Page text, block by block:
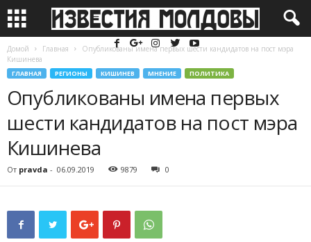
Домой Главная
Опубликованы имена первых шести кандидатов на пост мэра
Кишинева
ГЛАВНАЯ РЕГИОНЫ КИШИНЕВ МНЕНИЕ ПОЛИТИКА
Опубликованы имена первых
шести кандидатов на пост мэра
Кишинева
От pravda - 06.09.2019 9879 0